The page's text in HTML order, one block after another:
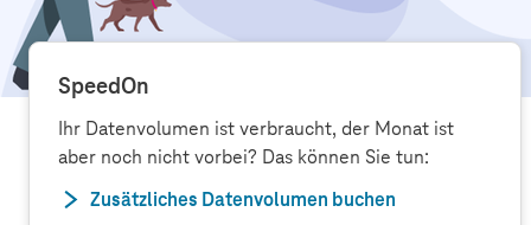
SpeedOn
Ihr Datenvolumen ist verbraucht, der Monat ist
aber noch nicht vorbei? Das können Sie tun:
Zusätzliches Datenvolumen buchen